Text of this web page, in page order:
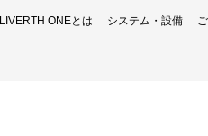
LIVERTH ONEとは システム・設備